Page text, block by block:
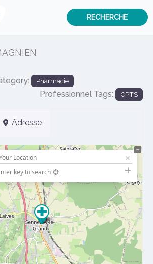
RECHERCHE
Pharmacie
Professionnel Tags: CPTS
Adresse
key to search